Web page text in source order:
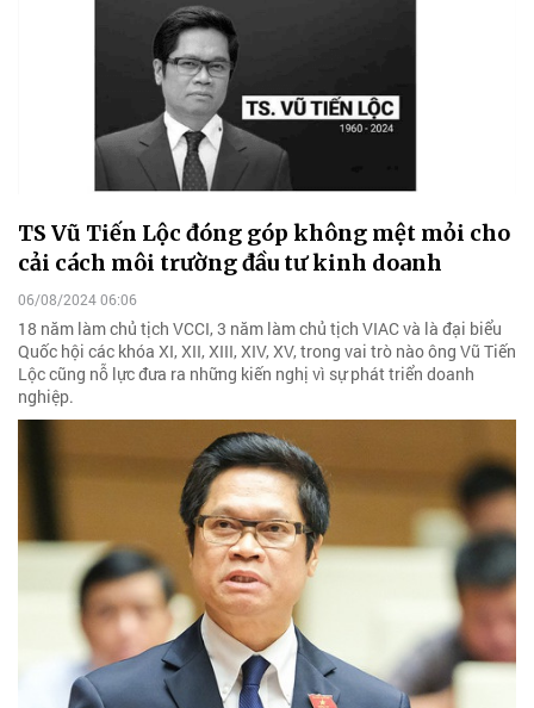
TS Vũ Tiến Lộc đóng góp không mệt mỏi cho
cải cách môi trường đầu tư kinh doanh
06/08/2024 06:06
18 năm làm chủ tịch VCCI, 3 năm làm chủ tịch VIAC và là đại biểu
Quốc hội các khóa XI, XII, XIII, XIV, XV, trong vai trò nào ông Vũ Tiến
Lộc cũng nỗ lực đưa ra những kiến nghị vì sự phát triển doanh
nghiệp.